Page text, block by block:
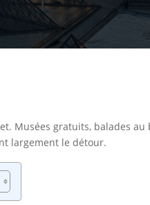
Musées gratuits, balades au
largement le détour.